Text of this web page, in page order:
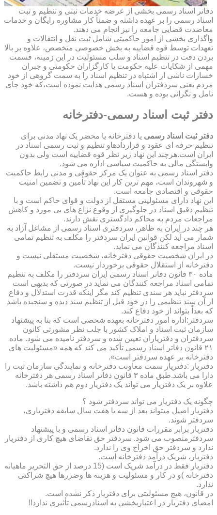
دفاتر اسناد رسمی بخشی از عرضه خدمات ثبتی و تنظیم و ثبت
اسناد رسمی را بر عهده داشته و ضمناً کار مشاوره رایگان و خدمات
معاضدت قضایی جامعه را نیز انجام می دهند.
واگذاری بخشی از امور حاکمیتی شامل ثبت نقل و انتقالات و
تعهدات توسط قوه قضاییه به بخش خصوصی متخصص، علاوه بر بالا
بردن دقت در تنظیم اسناد و سلب مسئولیت در این زمینه، قسمت
مهمی از شکایات علیه حکومت یا کارگزاران حکومتی و جبران
خسارات ناشی از اشتباه در تنظیم اسناد را به سمت گروهی از خود
مردم یعنی سردفتران اسناد رسمی هدایت نموده است،که خود جای
تامل و نگرانی بوده و هست.
دفتر ثبت اسناد رسمی-دفترخانه
دفتر ثبت اسناد رسمی یا دفترخانه یا محضر یک نهاد مدنی برای
تنظیم حرفه ای عقود و قراردادهاو تنظیم و ثبت رسمی اسناد در
ایران است.هرچند این نهاد زیر نظر قوه قضاییه است ولی بدون
وابستگی مالی به حاکمیت سیاسی اداره می شود.
دفتر اسناد رسمی به عنوان یک مرکز حقوقی و مدنی رابط حاکمیت
و شهروندان است، مهم ترین کار این نهاد تأمین و تضمین امنیت
حقوقی و اقتصادی جامعه است.
این نهاد دارای مسئولیتی مستقل از دولت و قوای حاکم است و با
تنظیم دقیق اسناد در جلوگیری از وقوع نزاع های بی مورد و کاهش
مراجعات مردم به محاکم دادگستری نقش دارند.
هر چند در ایران به ظاهر، سردفتری اسناد رسمی از مشاغل آزاد به
شمار می آید لکن قوانین ایران سردفتر را مکلف به تنظیم تمامی
اسناد مراجعه کنندگان می نماید.
در ایران شخصیت حقوقی دفترخانه، شخصیت مستقلی نیست و
دفترخانه از استقلال حقوقی برخوردار نیست.
ماده ۳۰ قانون دفاتر اسناد رسمی ایران سردفتر را مکلف به تنظیم
تمامی اسناد مراجعه کنندگان می نماید در صورتی که بدیهی است
سردفتر نباید هر سندی تنظیم کند مگر اینکه قدرت استدلال و دفاع
از آن سند تنظیمی را در خود قبل از تنظیم سند دیده و سنجیده باشد
که بعداً بتواند از خود دفاع کند.
سردفتر:اداره امور دفترخانه بعهده شخصی است که بنا به پیشنهاد
سازمان ثبت اسناد و املاک کشور با جلب نظر مشورتی کانون
سردفتران و دفتریاران تعیین شده و سردفتر نامیده می شود. ماده
۲۱ قانون دفاتر اسناد رسمی تأکید می کند که همه «مسئولیت های
دفترخانه بر عهده سردفتر است».
دفتریار :دفتریار سمت معاونت دفترخانه و نمایندگی سازمان ثبت را
دارا می باشد.طبق ماده ۳ قانون دفاتر اسناد رسمی هر دفترخانه
علاوه بر یک دفتریار می تواند یک دفتریار دوم هم داشته باشد.
چگونه یک دفتریار می تواند سردفتر شود ؟
دفتریار اصیل میتواند بعد از سه یا هفت سال سابقه دفتریاری،
سردفتر شوند.
دفتریار برابر مقررات قانون دفاتر اسناد رسمی و با پیشنهاد
سردفترمنصوب می شود. سردفتر حق تقاضای هیچ کاری از دفتریار
ندارد و سردفتر حق اخراج وی را ندارد.
دفتریار، شریک درآمد دفترخانه است.
دفتریار فقط در درآمد شریک است (15 درصد از حق التحریر ماهیانه
دفترخانه )و در کار و مسئولیت و هزینه ها وضررها هیچ شراکتی
ندارد.
در قانون، هیچ مسئولیتی برای دفتریار ذکر نشده است.
امضای دفتریار در اعتباربخشی به اسنادرسمی تأثیری ندارد!!